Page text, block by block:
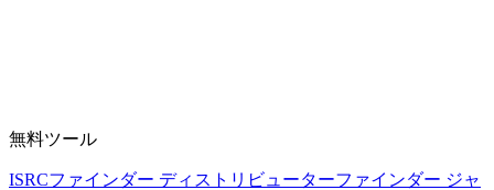
無料ツール
ISRCファインダー ディストリビューターファインダー ジャ